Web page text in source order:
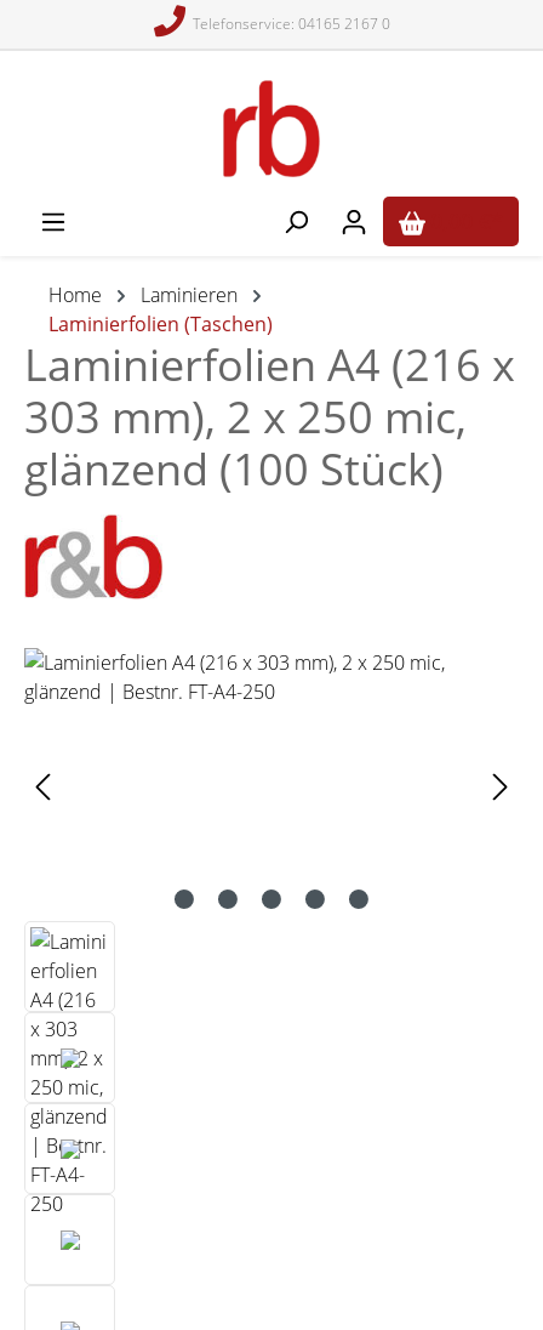
Telefonservice: 04165 2167 0
Home
Laminieren
Laminierfolien (Taschen)
Laminierfolien A4 (216 x
303 mm), 2 x 250 mic,
glänzend (100 Stück)
Bildergalerie überspringen